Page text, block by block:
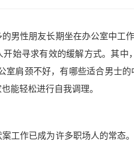
男性朋友长期坐在办公室中工
始寻求有效的缓解方式。其中
室肩颈不好，有哪些适合男士
能轻松进行自我调理。
工作已成为许多职场人的常态